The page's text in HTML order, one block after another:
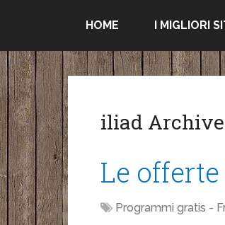
HOME I MIGLIORI
iliad Archive
Le
Programmi gratis -